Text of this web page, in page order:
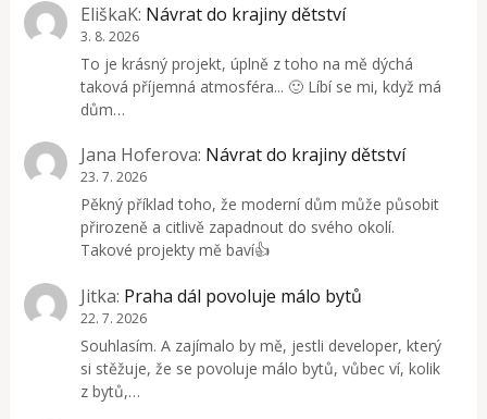
EliškaK: Návrat do krajiny dětství
3. 8. 2026
To je krásný projekt, úplně z toho na mě dýchá
taková příjemná atmosféra... 🙂 Líbí se mi, když má
dům…
Jana Hoferova: Návrat do krajiny dětství
23. 7. 2026
Pěkný příklad toho, že moderní dům může působit
přirozeně a citlivě zapadnout do svého okolí.
Takové projekty mě baví👍
Jitka: Praha dál povoluje málo bytů
22. 7. 2026
Souhlasím. A zajímalo by mě, jestli developer, který
si stěžuje, že se povoluje málo bytů, vůbec ví, kolik
z bytů,…